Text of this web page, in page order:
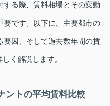
る際、賃料相場とその変動
要です。以下に、主要都市の
要因、そして過去数年間の賃
く解説します。
ントの平均賃料比較